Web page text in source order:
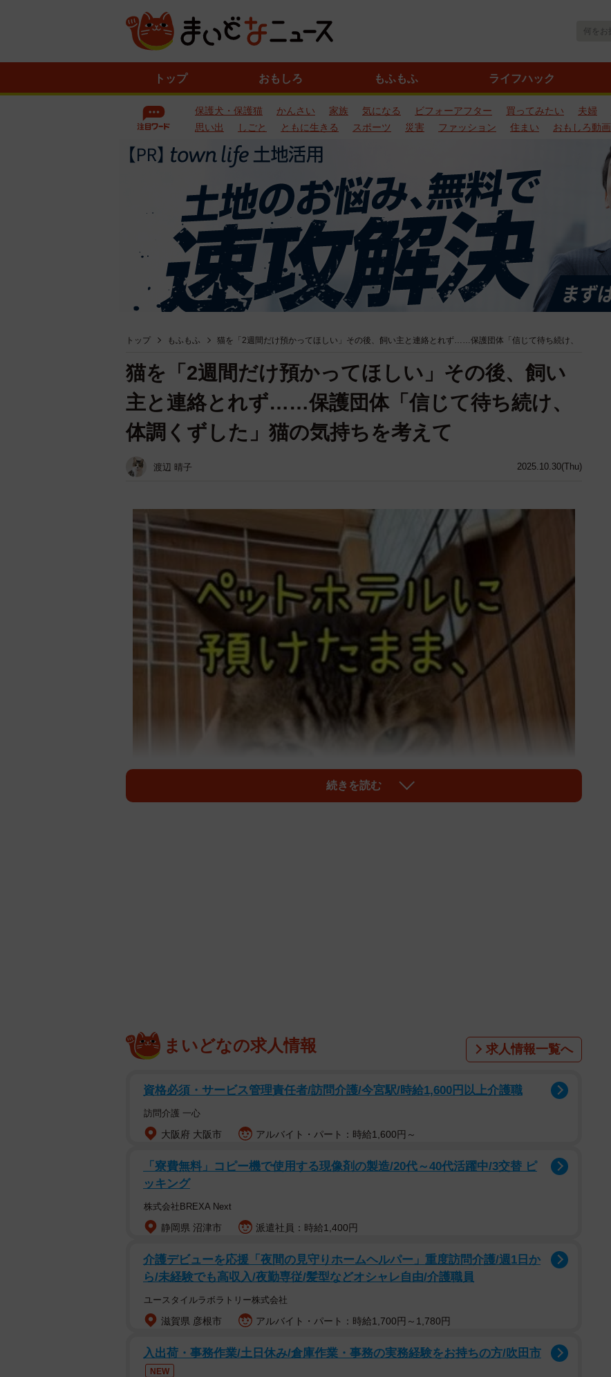
トップ おもしろ もふもふ ライフハック
保護犬・保護猫 かんさい 家族 気になる ビフォーアフター 買ってみたい 夫婦
思い出
しごと ともに生きる スポーツ 災害 ファッション 住まい おもしろ動画
トップ もふもふ 猫を「2週間だけ預かってほしい」その後、飼い主と連絡とれず……保護団体「信じて待ち続け、
2025.10.30(Thu)
猫を「2週間だけ預かってほしい」その後、飼い
主と連絡とれず……保護団体「信じて待ち続け、
体調くずした」猫の気持ちを考えて
渡辺 晴子
1/3
ペットホテルに預けたまま飼い主さんと連絡がとかなくなった…写真は、じゃじゃ丸くん（ひろまろすぎさん提
「2週間だけ預かってほしい」
6月、埼玉県上尾市の保護猫団体「アニマルエイド」に、3匹の猫を抱えた高齢女性がやって
きた。引っ越しのため一時的に預かってほしいという依頼だったが、女性はその後、連絡が
途絶えた。
「何度も新居の住所を訪ねたり、警察やセンターにも相談しました。でも連絡は取れません
でした」
続きを読む
まいどなの求人情報 求人情報一覧へ
資格必須・サービス管理責任者/訪問介護/今宮駅/時給1,600円以上介護職
訪問介護 一心
大阪府 大阪市 アルバイト・パート：時給1,600円～
「寮費無料」コピー機で使用する現像剤の製造/20代～40代活躍中/3交替 ピ
ッキング
株式会社BREXA Next
静岡県 沼津市 派遣社員：時給1,400円
介護デビューを応援「夜間の見守りホームヘルパー」重度訪問介護/週1日か
ら/未経験でも高収入/夜勤専従/髪型などオシャレ自由/介護職員
ユースタイルラボラトリー株式会社
滋賀県 彦根市 アルバイト・パート：時給1,700円～1,780円
入出荷・事務作業/土日休み/倉庫作業・事務の実務経験をお持ちの方/吹田市
NEW